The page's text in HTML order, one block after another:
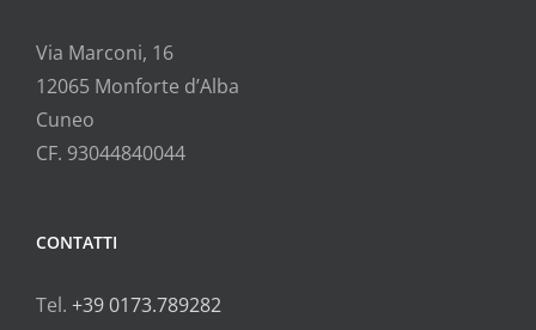
Via Marconi, 16
12065 Monforte d’Alba
Cuneo
CF. 93044840044
CONTATTI
Tel. +39 0173.789282